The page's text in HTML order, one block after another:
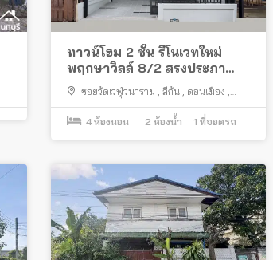
ทาวน์โฮม 2 ชั้น รีโนเวทใหม่
พฤกษาวิลล์ 8/2 สรงประภา
ถนนเมน แปลงหน้าสวน ต่อเติม
ครบ ทำเลดีพร้อมอยู่
ซอยวัดเวฬุวนาราม สีกัน ดอนเมือง
กรุงเทพมหานคร
4 ห้องนอน 2 ห้องน้ำ 1 ที่จอดรถ